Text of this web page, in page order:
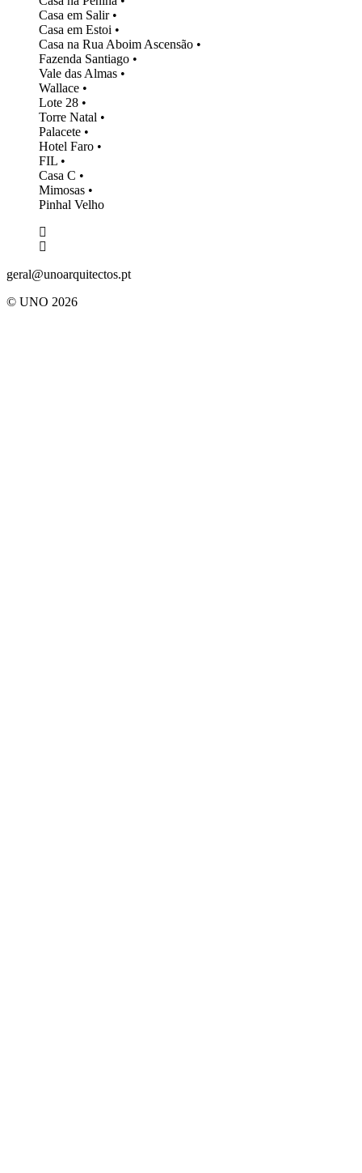
Casa em Salir
Casa em Estoi
Casa na Rua Aboim Ascensão
Fazenda Santiago
Vale das Almas
Wallace
Lote 28
Torre Natal
Palacete
Hotel Faro
FIL
Casa C
Mimosas
Pinhal Velho
geral@unoarquitectos.pt
© UNO 2026